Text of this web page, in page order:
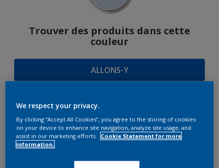
Trouver des produits dans cette
couleur
ALLONS-Y
SUGGESTIONS
D'HARMONIES
We respect your privacy.
By clicking “Accept All Cookies”, you agree to the storing of cookies
on your device to enhance site navigation, analyze site usage, and
assist in our marketing efforts.
Cookie Statement for more
information.